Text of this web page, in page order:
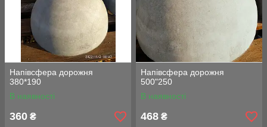
Напівсфера дорожня
380*190
В наявності
360 ₴
Напівсфера дорожня
500"250
В наявності
468 ₴